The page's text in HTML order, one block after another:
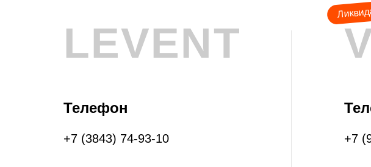
LEVENT
Телефон
+7 (3843) 74-93-10 +7